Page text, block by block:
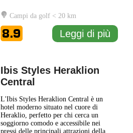
confortevole, con camere arredate con
gusto e dotate di tutti i comfort moderni.
La posizione strategica di Hotel
Pagopoieion rende possibile... Leggi di
Campi da golf < 20 km
8.9 Leggi di più
Ibis Styles Heraklion
Central
L'Ibis Styles Heraklion Central è un
hotel moderno situato nel cuore di
Heraklio, perfetto per chi cerca un
soggiorno comodo e accessibile nei
pressi delle principali attrazioni della